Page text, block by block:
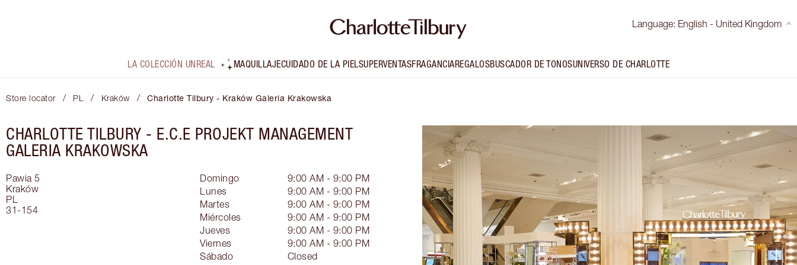
Language: English - United Kingdom
LA COLECCIÓN UNREAL MAQUILLAJECUIDADO DE LA PIELSUPERVENTASFRAGANCIAREGALOSBUSCADOR DE TONOSUNIVERSO DE CHARLOTTE
Store locator / PL / Kraków / Charlotte Tilbury - Kraków Galeria Krakowska
CHARLOTTE TILBURY - E.C.E PROJEKT MANAGEMENT
GALERIA KRAKOWSKA
Pawia 5
Kraków
PL
31-154
Domingo
9:00 AM - 9:00 PM
Lunes
9:00 AM - 9:00 PM
Martes
9:00 AM - 9:00 PM
Miércoles
9:00 AM - 9:00 PM
Jueves
9:00 AM - 9:00 PM
Viernes
9:00 AM - 9:00 PM
Sábado
Closed